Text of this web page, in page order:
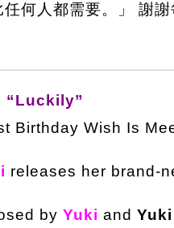
任何人都需要。」 謝
“Luckily”
Birthday Wish Is
releases her brand-
by Yuki and